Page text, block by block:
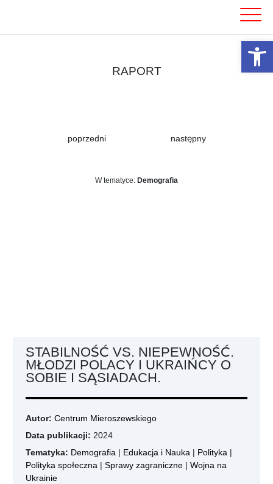
RAPORT
poprzedni następny
W tematyce: Demografia
STABILNOŚĆ VS. NIEPEWNOŚĆ.
MŁODZI POLACY I UKRAIŃCY O
SOBIE I SĄSIADACH.
Autor: Centrum Mieroszewskiego
Data publikacji: 2024
Tematyka: Demografia | Edukacja i Nauka | Polityka |
Polityka społeczna | Sprawy zagraniczne | Wojna na
Ukrainie